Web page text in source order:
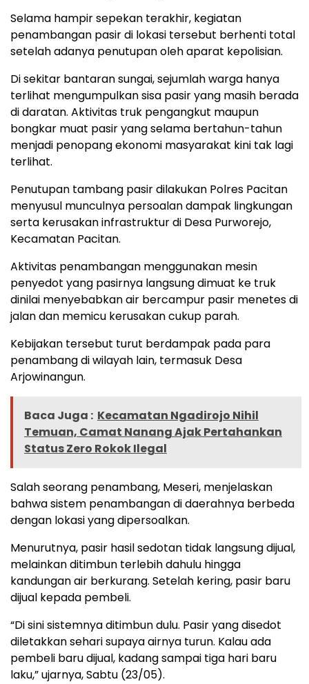
Selama hampir sepekan terakhir, kegiatan
penambangan pasir di lokasi tersebut berhenti total
setelah adanya penutupan oleh aparat kepolisian.
Di sekitar bantaran sungai, sejumlah warga hanya
terlihat mengumpulkan sisa pasir yang masih berada
di daratan. Aktivitas truk pengangkut maupun
bongkar muat pasir yang selama bertahun-tahun
menjadi penopang ekonomi masyarakat kini tak lagi
terlihat.
Penutupan tambang pasir dilakukan Polres Pacitan
menyusul munculnya persoalan dampak lingkungan
serta kerusakan infrastruktur di Desa Purworejo,
Kecamatan Pacitan.
Aktivitas penambangan menggunakan mesin
penyedot yang pasirnya langsung dimuat ke truk
dinilai menyebabkan air bercampur pasir menetes di
jalan dan memicu kerusakan cukup parah.
Kebijakan tersebut turut berdampak pada para
penambang di wilayah lain, termasuk Desa
Arjowinangun.
Baca Juga : Kecamatan Ngadirojo Nihil
Temuan, Camat Nanang Ajak Pertahankan
Status Zero Rokok Ilegal
Salah seorang penambang, Meseri, menjelaskan
bahwa sistem penambangan di daerahnya berbeda
dengan lokasi yang dipersoalkan.
Menurutnya, pasir hasil sedotan tidak langsung dijual,
melainkan ditimbun terlebih dahulu hingga
kandungan air berkurang. Setelah kering, pasir baru
dijual kepada pembeli.
“Di sini sistemnya ditimbun dulu. Pasir yang disedot
diletakkan sehari supaya airnya turun. Kalau ada
pembeli baru dijual, kadang sampai tiga hari baru
laku,” ujarnya, Sabtu (23/05).